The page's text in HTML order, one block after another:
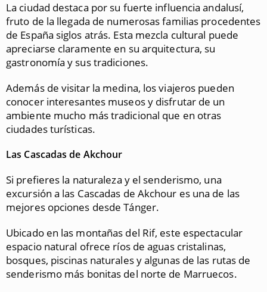
La ciudad destaca por su fuerte influencia andalusí,
fruto de la llegada de numerosas familias procedentes
de España siglos atrás. Esta mezcla cultural puede
apreciarse claramente en su arquitectura, su
gastronomía y sus tradiciones.
Además de visitar la medina, los viajeros pueden
conocer interesantes museos y disfrutar de un
ambiente mucho más tradicional que en otras
ciudades turísticas.
Las Cascadas de Akchour
Si prefieres la naturaleza y el senderismo, una
excursión a las Cascadas de Akchour es una de las
mejores opciones desde Tánger.
Ubicado en las montañas del Rif, este espectacular
espacio natural ofrece ríos de aguas cristalinas,
bosques, piscinas naturales y algunas de las rutas de
senderismo más bonitas del norte de Marruecos.